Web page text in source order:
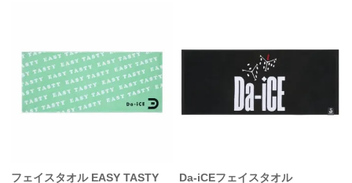
フェイスタオル EASY TASTY
Da-iCEフェイスタオル